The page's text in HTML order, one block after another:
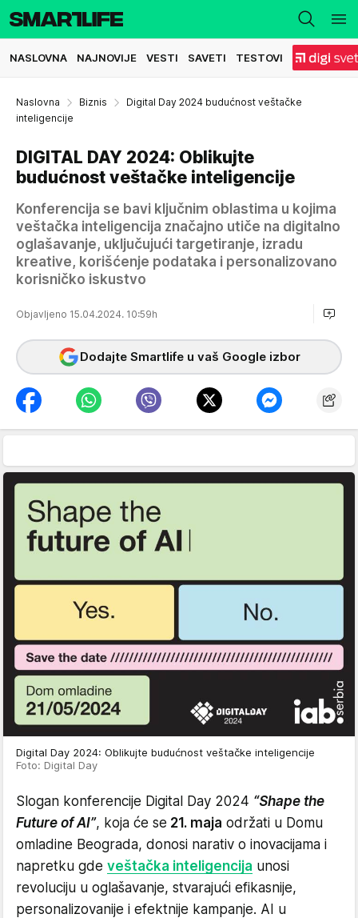
NASLOVNA NAJNOVIJE VESTI SAVETI TESTOVI
Naslovna Biznis
Digital Day 2024 budućnost veštačke
inteligencije
DIGITAL DAY 2024: Oblikujte
budućnost veštačke inteligencije
Konferencija se bavi ključnim oblastima u kojima
veštačka inteligencija značajno utiče na digitalno
oglašavanje, uključujući targetiranje, izradu
kreative, korišćenje podataka i personalizovano
korisničko iskustvo
Objavljeno 15.04.2024. 10:59h
Dodajte Smartlife u vaš Google izbor
Digital Day 2024: Oblikujte budućnost veštačke inteligencije
Foto: Digital Day
Slogan konferencije Digital Day 2024 “Shape the
Future of AI”, koja će se 21. maja održati u Domu
omladine Beograda, donosi narativ o inovacijama i
napretku gde veštačka inteligencija unosi
revoluciju u oglašavanje, stvarajući efikasnije,
personalizovanije i efektnije kampanje. AI u